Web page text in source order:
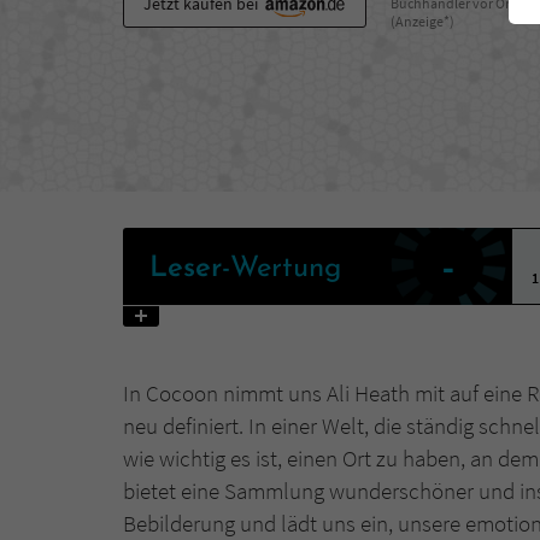
(Anzeige*)
Leser-Wertung -
1
In Cocoon nimmt uns Ali Heath mit auf eine
neu definiert. In einer Welt, die ständig
wie wichtig es ist, einen Ort zu haben, an
bietet eine Sammlung wunderschöner und
Bebilderung und lädt uns ein, unsere